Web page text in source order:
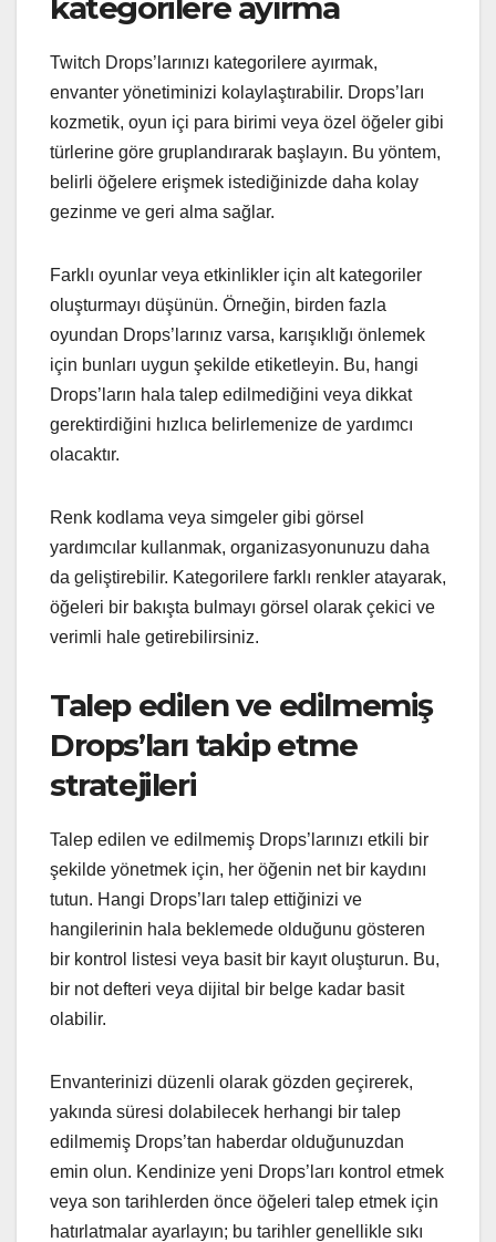
kategorilere ayırma
Twitch Drops’larınızı kategorilere ayırmak,
envanter yönetiminizi kolaylaştırabilir. Drops’ları
kozmetik, oyun içi para birimi veya özel öğeler gibi
türlerine göre gruplandırarak başlayın. Bu yöntem,
belirli öğelere erişmek istediğinizde daha kolay
gezinme ve geri alma sağlar.
Farklı oyunlar veya etkinlikler için alt kategoriler
oluşturmayı düşünün. Örneğin, birden fazla
oyundan Drops’larınız varsa, karışıklığı önlemek
için bunları uygun şekilde etiketleyin. Bu, hangi
Drops’ların hala talep edilmediğini veya dikkat
gerektirdiğini hızlıca belirlemenize de yardımcı
olacaktır.
Renk kodlama veya simgeler gibi görsel
yardımcılar kullanmak, organizasyonunuzu daha
da geliştirebilir. Kategorilere farklı renkler atayarak,
öğeleri bir bakışta bulmayı görsel olarak çekici ve
verimli hale getirebilirsiniz.
Talep edilen ve edilmemiş
Drops’ları takip etme
stratejileri
Talep edilen ve edilmemiş Drops’larınızı etkili bir
şekilde yönetmek için, her öğenin net bir kaydını
tutun. Hangi Drops’ları talep ettiğinizi ve
hangilerinin hala beklemede olduğunu gösteren
bir kontrol listesi veya basit bir kayıt oluşturun. Bu,
bir not defteri veya dijital bir belge kadar basit
olabilir.
Envanterinizi düzenli olarak gözden geçirerek,
yakında süresi dolabilecek herhangi bir talep
edilmemiş Drops’tan haberdar olduğunuzdan
emin olun. Kendinize yeni Drops’ları kontrol etmek
veya son tarihlerden önce öğeleri talep etmek için
hatırlatmalar ayarlayın; bu tarihler genellikle sıkı